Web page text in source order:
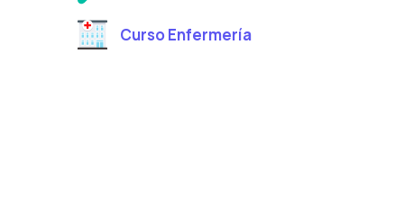
Curso Enfermería